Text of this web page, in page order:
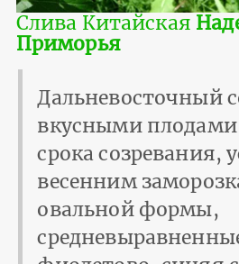
Слива Китайская
Приморья
Дальневосточный
вкусными плодами
срока созревания,
весенним
овальной формы,